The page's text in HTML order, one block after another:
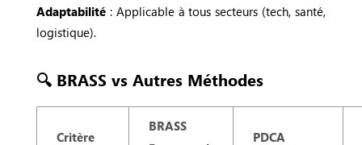
Adaptabilité: Applicable à tous secteurs (tech, santé,
logistique).
🔍 BRASS vs Autres Méthodes
Critère
BRASS
PDCA